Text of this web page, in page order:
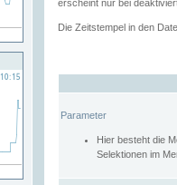
erscheint nur bei
Die Zeitstempel in den
Parameter
Hier besteht die
Selektionen im